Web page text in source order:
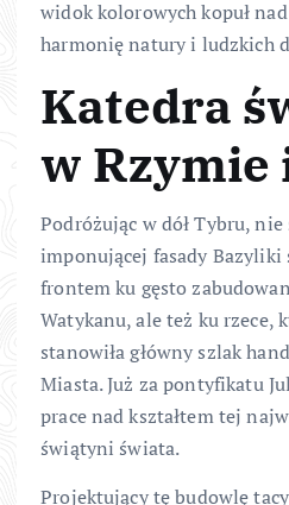
widok kolorowych kopuł
harmonię natury i ludzkich
Katedra
w Rzymie
Podróżując w dół Tybru,
imponującej fasady Bazyliki
frontem ku gęsto
Watykanu, ale też ku rzece,
stanowiła główny szlak
Miasta. Już za pontyfikatu
prace nad kształtem tej
świątyni świata.
Projektujący tę budowlę